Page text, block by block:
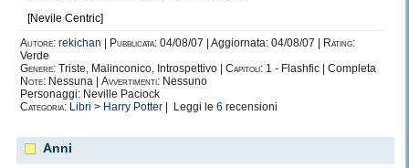
[Nevile Centric]
Autore: rekichan Pubblicata: 04/08/07 | Aggiornata: 04/08/07 |
Rating:
Verde
Genere: Triste, Malinconico, Introspettivo | Capitoli: 1 - Flashfic | Completa
Note: Nessuna | Avvertimenti: Nessuno
Personaggi: Neville Paciock
Categoria: Libri > Harry Potter | Leggi le 6 recensioni
Anni